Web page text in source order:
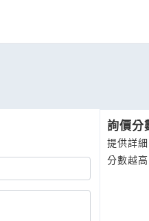
詢價分
提供詳
分數越